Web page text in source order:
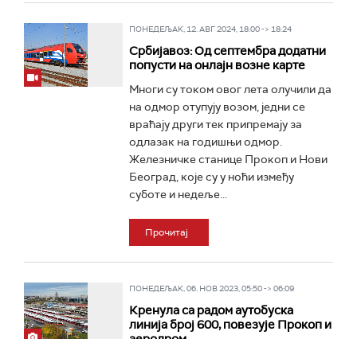
ПОНЕДЕЉАК, 12. АВГ 2024, 18:00 -> 18:24
Србијавоз: Од септембра додатни
попусти на онлајн возне карте
Многи су током овог лета олучили да
на одмор отупују возом, једни се
враћају други тек припремају за
одлазак на годишњи одмор.
Железничке станице Прокоп и Нови
Београд, које су у ноћи између
суботе и недеље...
Прочитај
ПОНЕДЕЉАК, 06. НОВ 2023, 05:50 -> 06:09
Кренула са радом аутобуска
линија брoj 600, повезује Прокоп и